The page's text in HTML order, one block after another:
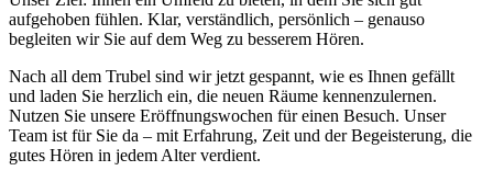
aufgehoben fühlen. Klar, verständlich, persönlich – genauso
begleiten wir Sie auf dem Weg zu besserem Hören.
Nach all dem Trubel sind wir jetzt gespannt, wie es Ihnen gefällt
und laden Sie herzlich ein, die neuen Räume kennenzulernen.
Nutzen Sie unsere Eröffnungswochen für einen Besuch. Unser
Team ist für Sie da – mit Erfahrung, Zeit und der Begeisterung, die
gutes Hören in jedem Alter verdient.